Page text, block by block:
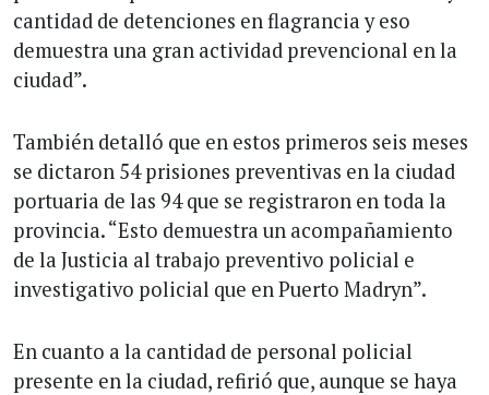
cantidad de detenciones en flagrancia y eso
demuestra una gran actividad prevencional en la
ciudad”.
También detalló que en estos primeros seis meses
se dictaron 54 prisiones preventivas en la ciudad
portuaria de las 94 que se registraron en toda la
provincia. “Esto demuestra un acompañamiento
de la Justicia al trabajo preventivo policial e
investigativo policial que en Puerto Madryn”.
En cuanto a la cantidad de personal policial
presente en la ciudad, refirió que, aunque se haya